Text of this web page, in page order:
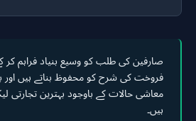
صارفین کی طلب کو وسیع بنیاد فراہم کر
فروخت کی شرح کو محفوظ بناتے ہیں اور
معاشی حالات کے باوجود بہترین تجارتی
ہیں۔